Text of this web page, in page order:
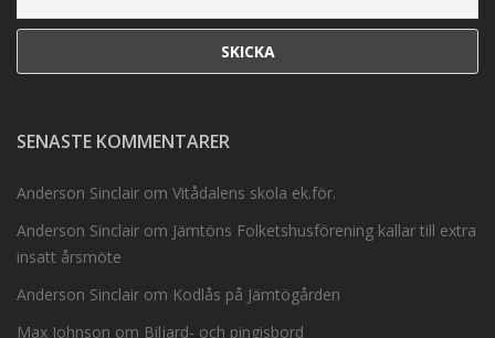
SENASTE KOMMENTARER
Anderson Sinclair om Vitådalens skola ek.för.
Anderson Sinclair om Jämtöns Folketshusförening kallar till extra
insatt årsmöte
Anderson Sinclair om Kodlås på Jämtögården
Max Johnson om Biljard- och pingisbord